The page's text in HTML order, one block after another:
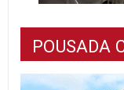
POUSADA